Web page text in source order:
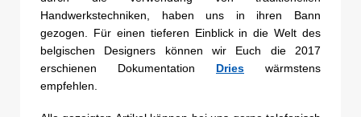
Handwerkstechniken, haben uns in ihren Bann
gezogen. Für einen tieferen Einblick in die Welt des
belgischen Designers können wir Euch die 2017
erschienen Dokumentation Dries wärmstens
empfehlen.